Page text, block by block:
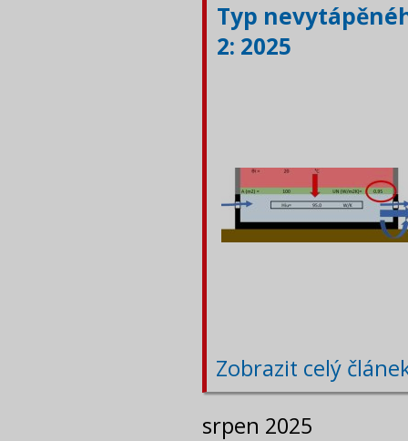
Typ
2: 2025
Zobrazit celý
srpen 2025